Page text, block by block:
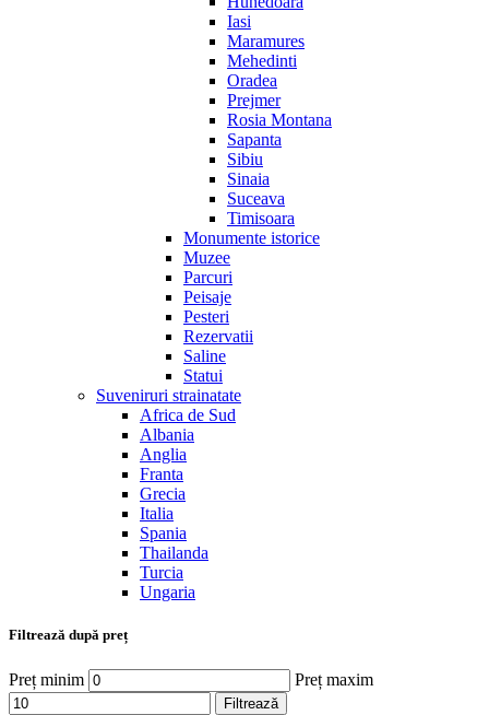
Iasi
Maramures
Mehedinti
Oradea
Prejmer
Rosia Montana
Sapanta
Sibiu
Sinaia
Suceava
Timisoara
Monumente istorice
Muzee
Parcuri
Peisaje
Pesteri
Rezervatii
Saline
Statui
Suveniruri strainatate
Africa de Sud
Albania
Anglia
Franta
Grecia
Italia
Spania
Thailanda
Turcia
Ungaria
Filtrează după preț
Preț minim Preț maxim
Filtrează